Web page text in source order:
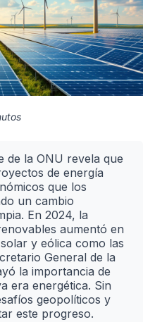
de la ONU revela que
de energía
que los
un cambio
En 2024, la
aumentó en
y eólica como las
General de la
la importancia de
era energética. Sin
geopolíticos y
este progreso.